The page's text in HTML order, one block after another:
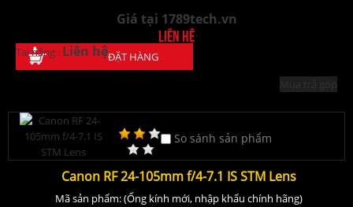
Giá tại 1789tech.vn
Liên hệ
Tại hãng : Liên hệĐẶT HÀNG
So sánh sản phẩm
Canon RF 24-105mm f/4-7.1 IS STM Lens
Mã sản phẩm: (Ống kính mới, nhập khẩu chính hãng)